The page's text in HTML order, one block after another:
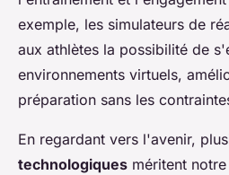
exemple, les simulateurs de
aux athlètes la possibilité de
environnements virtuels,
préparation sans les
En regardant vers l'avenir,
technologiques méritent